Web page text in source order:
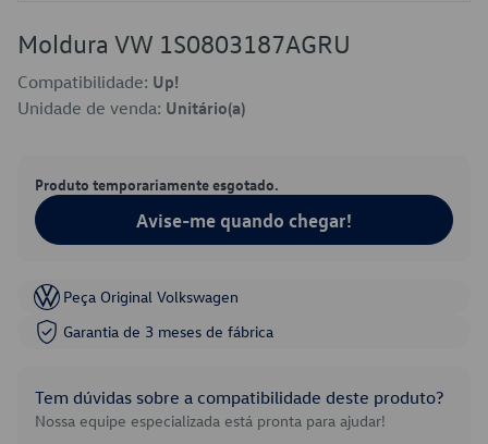
Moldura VW 1S0803187AGRU
Compatibilidade: Up!
Unidade de venda: Unitário(a)
Produto temporariamente esgotado.
Avise-me quando chegar!
Peça Original Volkswagen
Garantia de 3 meses de fábrica
Tem dúvidas sobre a compatibilidade deste produto?
Nossa equipe especializada está pronta para ajudar!